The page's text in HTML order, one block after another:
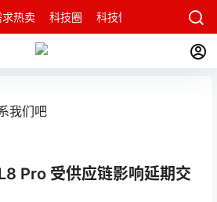
求热卖 科技圈 科技快讯 智能科技问
我们吧
Pro 受供应链影响延期交